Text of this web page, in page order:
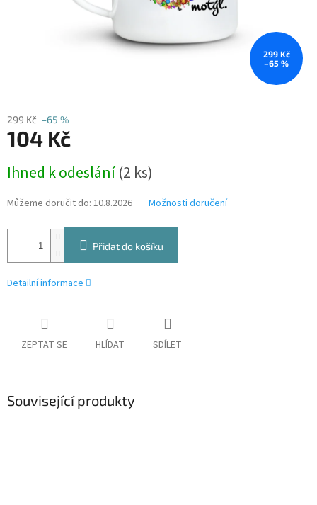
299 Kč
–65 %
299 Kč –65 %
104 Kč
cena:
Ihned k odeslání(2 ks)
Můžeme doručit do: 10.8.2026 Možnosti doručení
Přidat do košíku
Detailní informace
ZEPTAT SE HLÍDAT SDÍLET
Související produkty